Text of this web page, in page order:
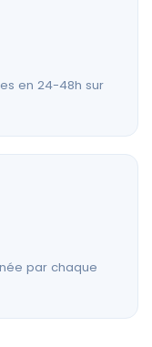
en 24-48h sur
par chaque